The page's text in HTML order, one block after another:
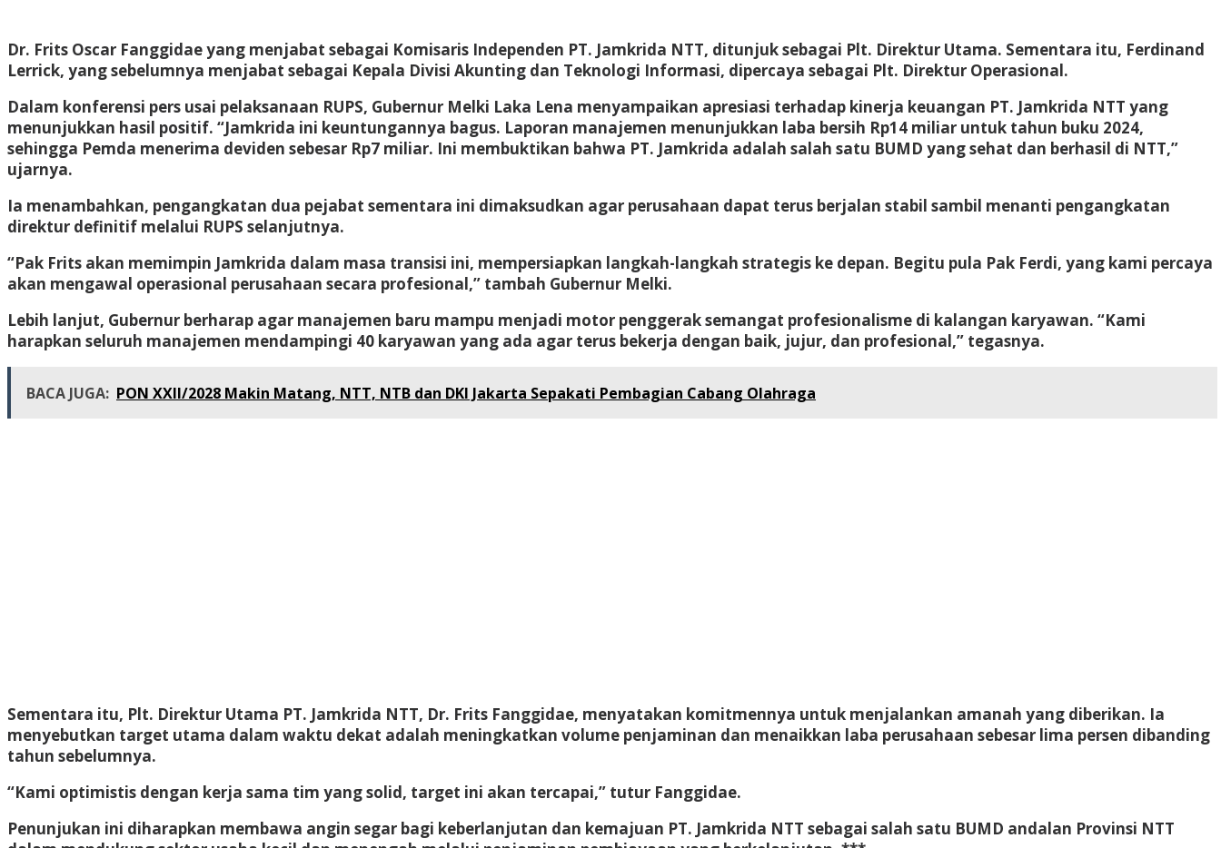
Dr. Frits Oscar Fanggidae yang menjabat sebagai Komisaris Independen PT. Jamkrida NTT, ditunjuk sebagai Plt. Direktur Utama. Sementara itu, Ferdinand
Lerrick, yang sebelumnya menjabat sebagai Kepala Divisi Akunting dan Teknologi Informasi, dipercaya sebagai Plt. Direktur Operasional.
Dalam konferensi pers usai pelaksanaan RUPS, Gubernur Melki Laka Lena menyampaikan apresiasi terhadap kinerja keuangan PT. Jamkrida NTT yang
menunjukkan hasil positif. “Jamkrida ini keuntungannya bagus. Laporan manajemen menunjukkan laba bersih Rp14 miliar untuk tahun buku 2024,
sehingga Pemda menerima deviden sebesar Rp7 miliar. Ini membuktikan bahwa PT. Jamkrida adalah salah satu BUMD yang sehat dan berhasil di NTT,”
ujarnya.
Ia menambahkan, pengangkatan dua pejabat sementara ini dimaksudkan agar perusahaan dapat terus berjalan stabil sambil menanti pengangkatan
direktur definitif melalui RUPS selanjutnya.
“Pak Frits akan memimpin Jamkrida dalam masa transisi ini, mempersiapkan langkah-langkah strategis ke depan. Begitu pula Pak Ferdi, yang kami percaya
akan mengawal operasional perusahaan secara profesional,” tambah Gubernur Melki.
Lebih lanjut, Gubernur berharap agar manajemen baru mampu menjadi motor penggerak semangat profesionalisme di kalangan karyawan. “Kami
harapkan seluruh manajemen mendampingi 40 karyawan yang ada agar terus bekerja dengan baik, jujur, dan profesional,” tegasnya.
BACA JUGA: PON XXII/2028 Makin Matang, NTT, NTB dan DKI Jakarta Sepakati Pembagian Cabang Olahraga
Sementara itu, Plt. Direktur Utama PT. Jamkrida NTT, Dr. Frits Fanggidae, menyatakan komitmennya untuk menjalankan amanah yang diberikan. Ia
menyebutkan target utama dalam waktu dekat adalah meningkatkan volume penjaminan dan menaikkan laba perusahaan sebesar lima persen dibanding
tahun sebelumnya.
“Kami optimistis dengan kerja sama tim yang solid, target ini akan tercapai,” tutur Fanggidae.
Penunjukan ini diharapkan membawa angin segar bagi keberlanjutan dan kemajuan PT. Jamkrida NTT sebagai salah satu BUMD andalan Provinsi NTT